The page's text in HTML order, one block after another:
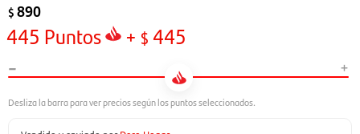
$ 890
445 Puntos + $ 445
- +